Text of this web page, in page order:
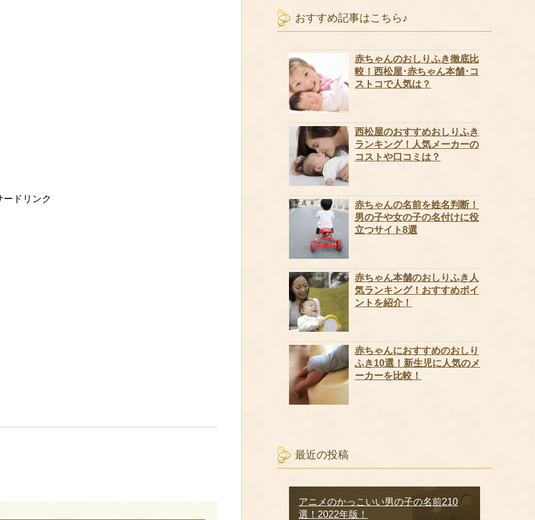
ードリンク
おすすめ記事はこちら♪
赤ちゃんのおしりふき徹底比
較！西松屋･赤ちゃん本舗･コ
ストコで人気は？
西松屋のおすすめおしりふき
ランキング！人気メーカーの
コストや口コミは？
赤ちゃんの名前を姓名判断！
男の子や女の子の名付けに役
立つサイト8選
赤ちゃん本舗のおしりふき人
気ランキング！おすすめポイ
ントを紹介！
赤ちゃんにおすすめのおしり
ふき10選！新生児に人気のメ
ーカーを比較！
最近の投稿
アニメのかっこいい男の子の名前210
選！2022年版！